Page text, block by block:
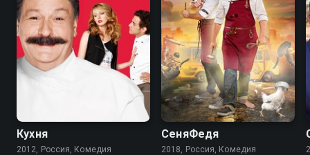
Кухня
2012, Россия, Комедия
7.1 5.4
СеняФедя
2018, Россия, Комедия